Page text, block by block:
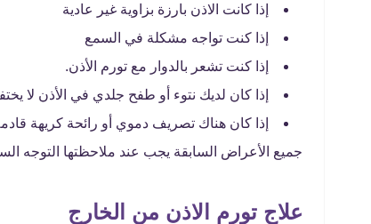
إذا كانت الاذن بارزة بزاوية غير عادية
إذا كنت تواجه مشكلة في السمع
إذا كنت تشعر بالدوار مع تورم الأذن.
إذا كان لديك نتوء أو طفح جلدي في الأذن لا
إذا كان هناك تصريف دموي أو رائحة كريهة
جميع الأعراض السابقة يجب عند ملاحظتها التوجه
علاج تورم الاذن من الخارج